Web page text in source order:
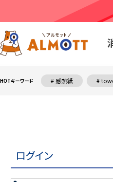
HOTキーワード # 感熱紙 #
ログイン